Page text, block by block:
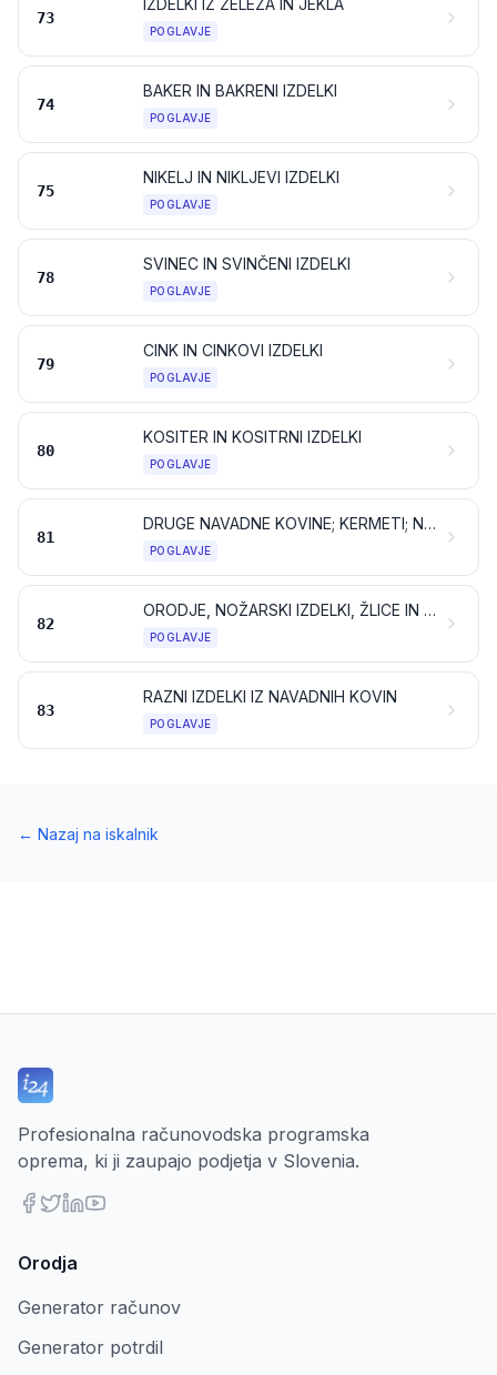
73
IZDELKI IZ ŽELEZA IN JEKLA
POGLAVJE
74
BAKER IN BAKRENI IZDELKI
POGLAVJE
75
NIKELJ IN NIKLJEVI IZDELKI
POGLAVJE
78
SVINEC IN SVINČENI IZDELKI
POGLAVJE
79
CINK IN CINKOVI IZDELKI
POGLAVJE
80
KOSITER IN KOSITRNI IZDELKI
POGLAVJE
81
DRUGE NAVADNE KOVINE; KERMETI; NJIHOVI IZDELKI
POGLAVJE
82
ORODJE, NOŽARSKI IZDELKI, ŽLICE IN VILICE IZ NAVADNIH KOVIN; NJIHOVI DELI IZ NAVADNIH KOVIN
POGLAVJE
83
RAZNI IZDELKI IZ NAVADNIH KOVIN
POGLAVJE
← Nazaj na iskalnik
Profesionalna računovodska programska
oprema, ki ji zaupajo podjetja v Slovenia.
Orodja
Generator računov
Generator potrdil